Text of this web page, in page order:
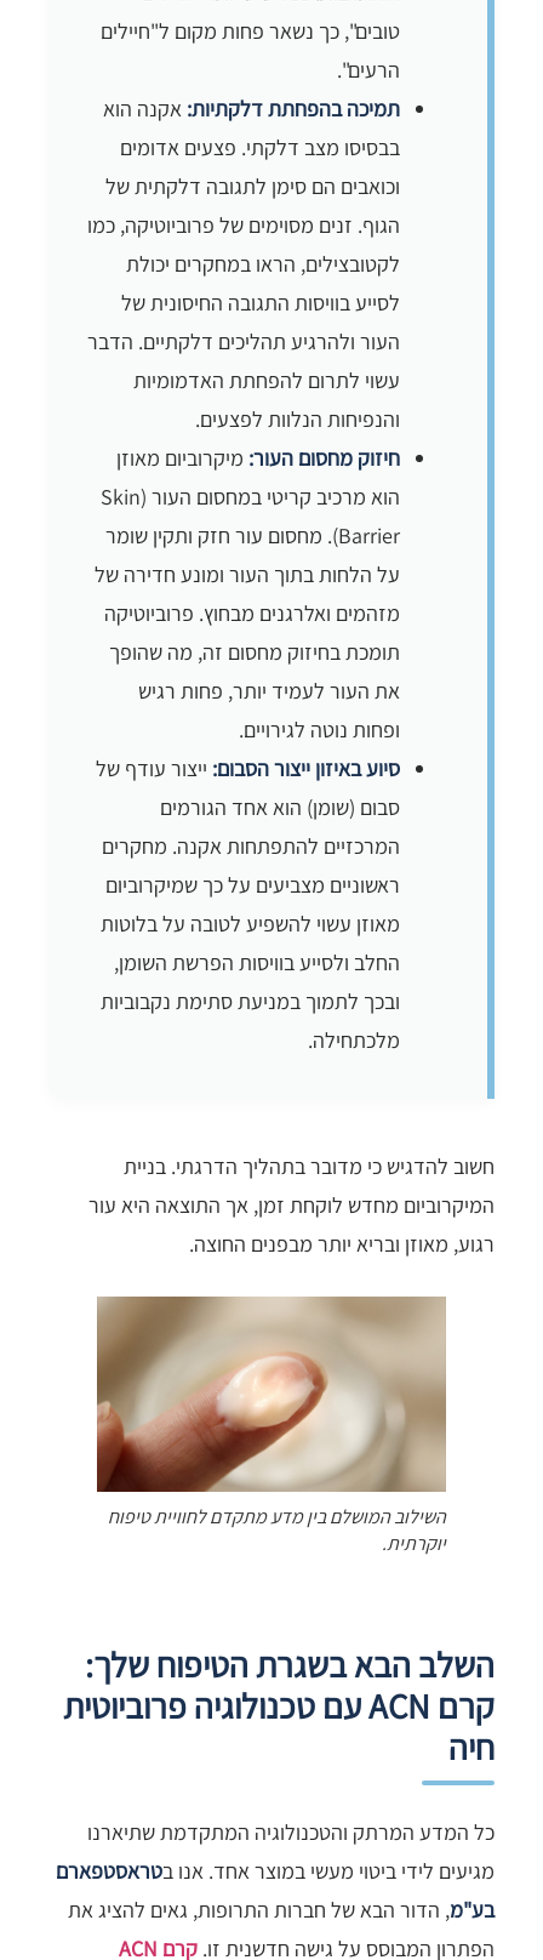
טובים", כך נשאר פחות מקום ל"חיילים
הרעים".
תמיכה בהפחתת דלקתיות: אקנה הוא
בבסיסו מצב דלקתי. פצעים אדומים
וכואבים הם סימן לתגובה דלקתית של
הגוף. זנים מסוימים של פרוביוטיקה, כמו
לקטובצילים, הראו במחקרים יכולת
לסייע בוויסות התגובה החיסונית של
העור ולהרגיע תהליכים דלקתיים. הדבר
עשוי לתרום להפחתת האדמומיות
והנפיחות הנלוות לפצעים.
חיזוק מחסום העור: מיקרוביום מאוזן
הוא מרכיב קריטי במחסום העור (Skin
Barrier). מחסום עור חזק ותקין שומר
על הלחות בתוך העור ומונע חדירה של
מזהמים ואלרגנים מבחוץ. פרוביוטיקה
תומכת בחיזוק מחסום זה, מה שהופך
את העור לעמיד יותר, פחות רגיש
ופחות נוטה לגירויים.
סיוע באיזון ייצור הסבום: ייצור עודף של
סבום (שומן) הוא אחד הגורמים
המרכזיים להתפתחות אקנה. מחקרים
ראשוניים מצביעים על כך שמיקרוביום
מאוזן עשוי להשפיע לטובה על בלוטות
החלב ולסייע בוויסות הפרשת השומן,
ובכך לתמוך במניעת סתימת נקבוביות
מלכתחילה.
חשוב להדגיש כי מדובר בתהליך הדרגתי. בניית
המיקרוביום מחדש לוקחת זמן, אך התוצאה היא עור
רגוע, מאוזן ובריא יותר מבפנים החוצה.
השילוב המושלם בין מדע מתקדם לחוויית טיפוח
יוקרתית.
השלב הבא בשגרת הטיפוח שלך:
קרם ACN עם טכנולוגיה פרוביוטית
חיה
כל המדע המרתק והטכנולוגיה המתקדמת שתיארנו
מגיעים לידי ביטוי מעשי במוצר אחד. אנו בטראסטפארם
בע"מ, הדור הבא של חברות התרופות, גאים להציג את
הפתרון המבוסס על גישה חדשנית זו.
קרם ACN